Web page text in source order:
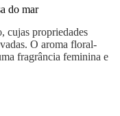
do mar
cujas propriedades
O aroma floral-
fragrância feminina e